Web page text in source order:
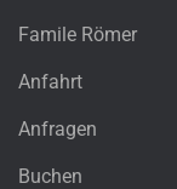
Famile Römer
Anfahrt
Anfragen
Buchen